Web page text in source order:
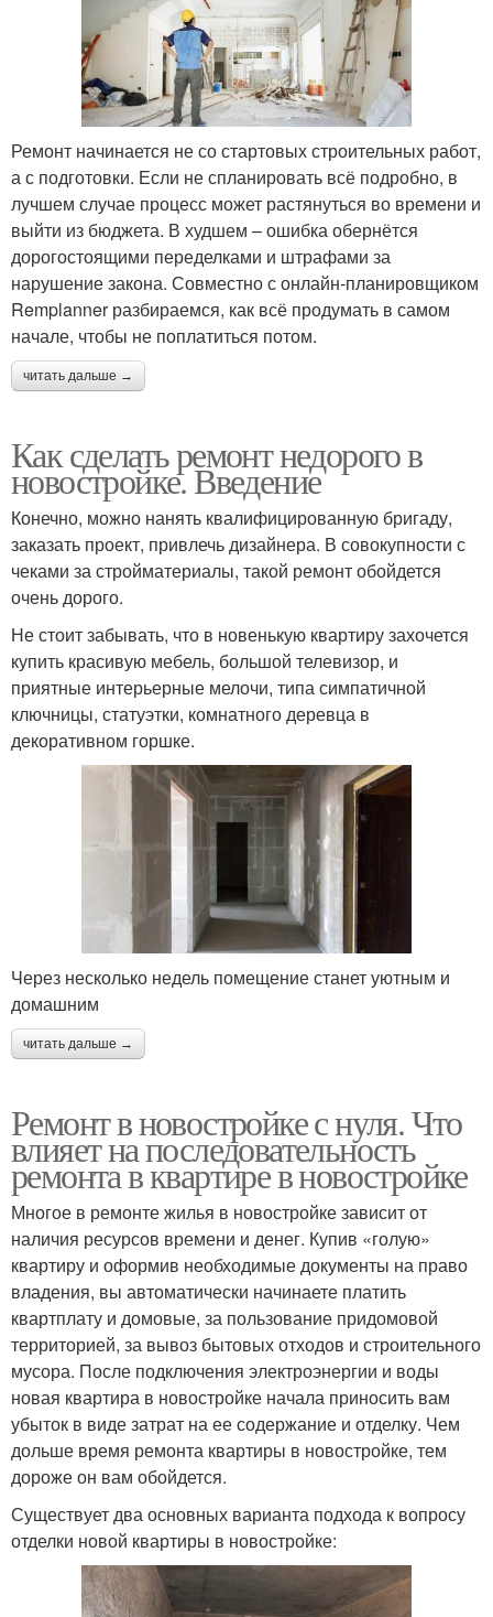
Ремонт начинается не со стартовых строительных работ,
а с подготовки. Если не спланировать всё подробно, в
лучшем случае процесс может растянуться во времени и
выйти из бюджета. В худшем – ошибка обернётся
дорогостоящими переделками и штрафами за
нарушение закона. Совместно с онлайн-планировщиком
Remplanner разбираемся, как всё продумать в самом
начале, чтобы не поплатиться потом.
читать дальше →
Как сделать ремонт недорого в
новостройке. Введение
Конечно, можно нанять квалифицированную бригаду,
заказать проект, привлечь дизайнера. В совокупности с
чеками за стройматериалы, такой ремонт обойдется
очень дорого.
Не стоит забывать, что в новенькую квартиру захочется
купить красивую мебель, большой телевизор, и
приятные интерьерные мелочи, типа симпатичной
ключницы, статуэтки, комнатного деревца в
декоративном горшке.
Через несколько недель помещение станет уютным и
домашним
читать дальше →
Ремонт в новостройке с нуля. Что
влияет на последовательность
ремонта в квартире в новостройке
Многое в ремонте жилья в новостройке зависит от
наличия ресурсов времени и денег. Купив «голую»
квартиру и оформив необходимые документы на право
владения, вы автоматически начинаете платить
квартплату и домовые, за пользование придомовой
территорией, за вывоз бытовых отходов и строительного
мусора. После подключения электроэнергии и воды
новая квартира в новостройке начала приносить вам
убыток в виде затрат на ее содержание и отделку. Чем
дольше время ремонта квартиры в новостройке, тем
дороже он вам обойдется.
Существует два основных варианта подхода к вопросу
отделки новой квартиры в новостройке: